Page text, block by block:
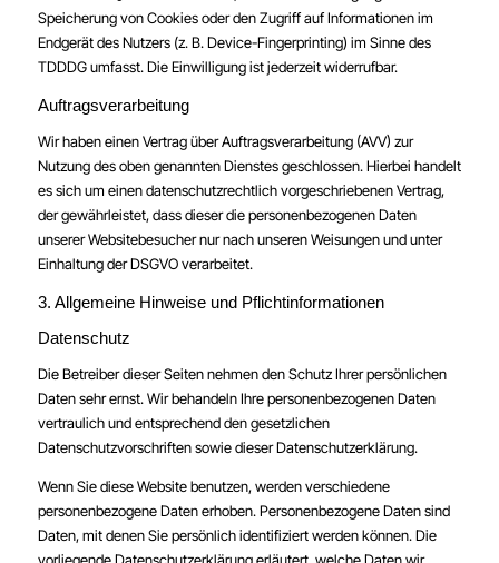
Speicherung von Cookies oder den Zugriff auf Informationen im
Endgerät des Nutzers (z. B. Device-Fingerprinting) im Sinne des
TDDDG umfasst. Die Einwilligung ist jederzeit widerrufbar.
Auftragsverarbeitung
Wir haben einen Vertrag über Auftragsverarbeitung (AVV) zur
Nutzung des oben genannten Dienstes geschlossen. Hierbei handelt
es sich um einen datenschutzrechtlich vorgeschriebenen Vertrag,
der gewährleistet, dass dieser die personenbezogenen Daten
unserer Websitebesucher nur nach unseren Weisungen und unter
Einhaltung der DSGVO verarbeitet.
3. Allgemeine Hinweise und Pflicht­informationen
Datenschutz
Die Betreiber dieser Seiten nehmen den Schutz Ihrer persönlichen
Daten sehr ernst. Wir behandeln Ihre personenbezogenen Daten
vertraulich und entsprechend den gesetzlichen
Datenschutzvorschriften sowie dieser Datenschutzerklärung.
Wenn Sie diese Website benutzen, werden verschiedene
personenbezogene Daten erhoben. Personenbezogene Daten sind
Daten, mit denen Sie persönlich identifiziert werden können. Die